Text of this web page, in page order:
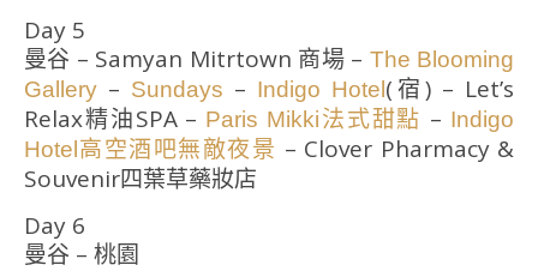
Day 5
曼谷 – Samyan Mitrtown 商場 – The Blooming
Gallery – Sundays – Indigo Hotel (宿) – Let’s
Relax精油SPA – Paris Mikki法式甜點 – Indigo
Hotel高空酒吧無敵夜景 – Clover Pharmacy &
Souvenir四葉草藥妝店
Day 6
曼谷 – 桃園